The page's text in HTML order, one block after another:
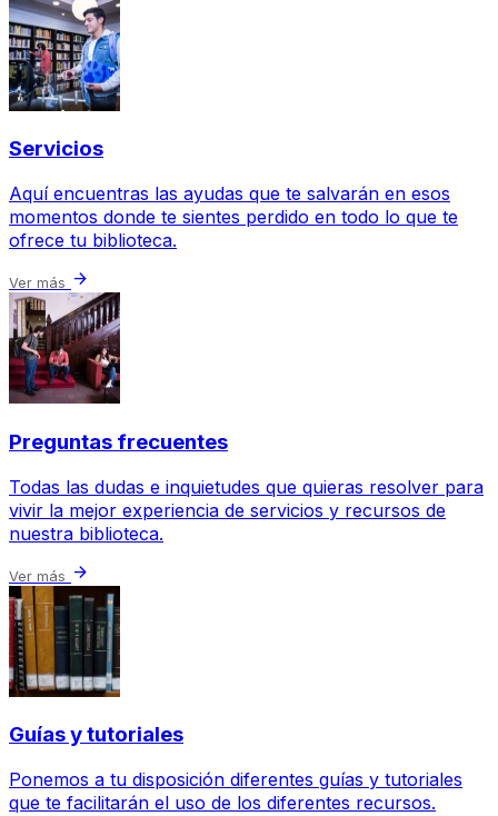
Servicios
Aquí encuentras las ayudas que te salvarán en esos
momentos donde te sientes perdido en todo lo que te
ofrece tu biblioteca.
Ver más arrow_forward
Preguntas frecuentes
Todas las dudas e inquietudes que quieras resolver para
vivir la mejor experiencia de servicios y recursos de
nuestra biblioteca.
Ver más arrow_forward
Guías y tutoriales
Ponemos a tu disposición diferentes guías y tutoriales
que te facilitarán el uso de los diferentes recursos.